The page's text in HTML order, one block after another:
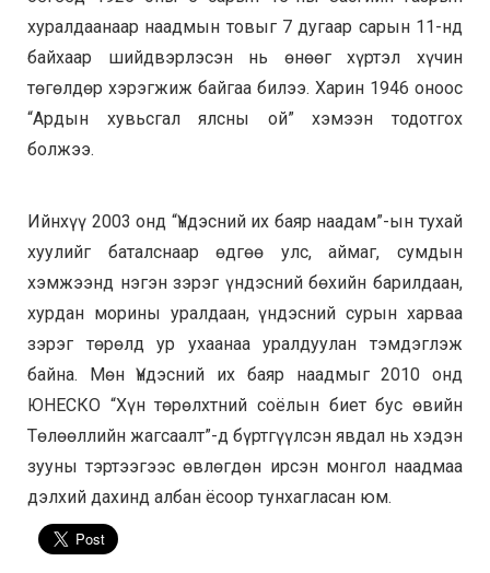
хуралдаанаар наадмын товыг 7 дугаар сарын 11-нд
байхаар шийдвэрлэсэн нь өнөөг хүртэл хүчин
төгөлдөр хэрэгжиж байгаа билээ. Харин 1946 оноос
“Ардын хувьсгал ялсны ой” хэмээн тодотгох
болжээ.
Ийнхүү 2003 онд “Үндэсний их баяр наадам”-ын тухай
хуулийг баталснаар өдгөө улс, аймаг, сумдын
хэмжээнд нэгэн зэрэг үндэсний бөхийн барилдаан,
хурдан морины уралдаан, үндэсний сурын харваа
зэрэг төрөлд ур ухаанаа уралдуулан тэмдэглэж
байна. Мөн Үндэсний их баяр наадмыг 2010 онд
ЮНЕСКО “Хүн төрөлхтний соёлын биет бус өвийн
Төлөөллийн жагсаалт”-д бүртгүүлсэн явдал нь хэдэн
зууны тэртээгээс өвлөгдөн ирсэн монгол наадмаа
дэлхий дахинд албан ёсоор тунхагласан юм.